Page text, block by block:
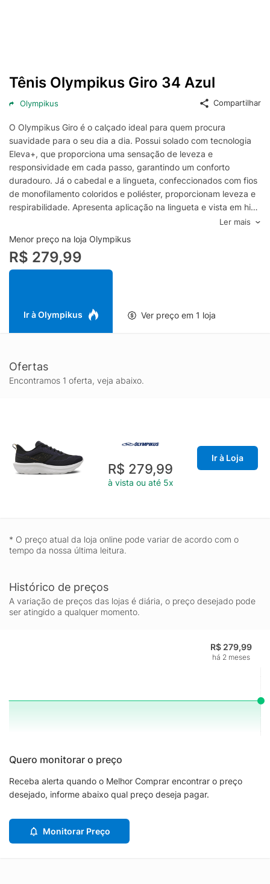
Tênis Olympikus Giro 34 Azul
Olympikus Compartilhar
O Olympikus Giro é o calçado ideal para quem procura
suavidade para o seu dia a dia. Possui solado com tecnologia
Eleva+, que proporciona uma sensação de leveza e
responsividade em cada passo, garantindo um conforto
duradouro. Já o cabedal e a lingueta, confeccionados com fios
de monofilamento coloridos e poliéster, proporcionam leveza e
respirabilidade. Apresenta aplicação na lingueta e vista em high
frequency. Seu atacador é composto por tecido poliéster
texturizado e o forro em poliéster com espuma. Além disso,
conta com puxador traseiro em fita para facilitar o calce e
palmilha anatômica composta por poliéster e EVA, com
aplicação gráfica.
Ler mais
Menor preço na loja Olympikus
R$ 279,99
Ir à Olympikus Ver preço em 1 loja
Ofertas
Encontramos 1 oferta, veja abaixo.
R$ 279,99
à vista ou até 5x
Ir à Loja
* O preço atual da loja online pode variar de acordo com o
tempo da nossa última leitura.
Histórico de preços
A variação de preços das lojas é diária, o preço desejado pode
ser atingido a qualquer momento.
R$ 279,99
há 2 meses
Quero monitorar o preço
Receba alerta quando o Melhor Comprar encontrar o preço
desejado, informe abaixo qual preço deseja pagar.
Monitorar Preço